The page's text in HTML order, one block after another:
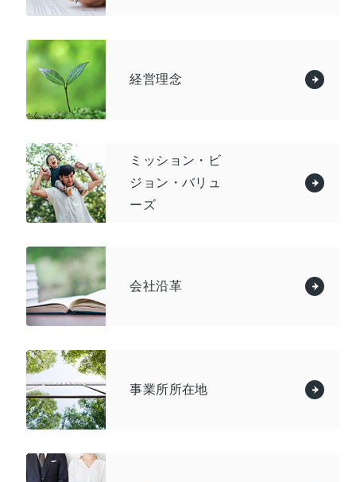
経営理念
ミッション・ビ
ジョン・バリュ
ーズ
会社沿革
事業所所在地